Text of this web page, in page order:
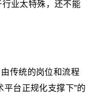
业太特殊，还不能
传统的岗位和流程
台正规化支撑下”的